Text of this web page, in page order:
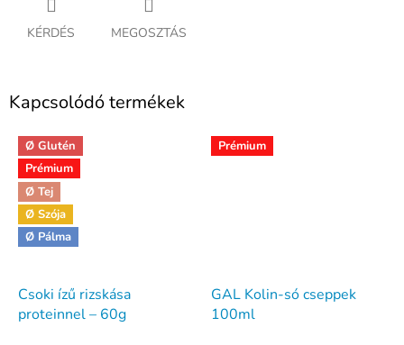
KÉRDÉS MEGOSZTÁS
Kapcsolódó termékek
Ø Glutén
Prémium
Ø Tej
Ø Szója
Ø Pálma
Csoki ízű rizskása
proteinnel – 60g
Prémium
GAL Kolin-só cseppek
100ml